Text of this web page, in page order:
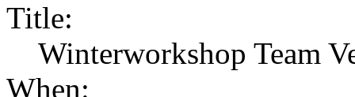
Title:
Winterworkshop Team
When: